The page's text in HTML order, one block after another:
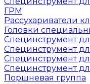
ГРМ
Рассухариватели
Головки
Специнструмент
Специнструмент
Специнструмент
Специнструмент
Поршневая группа